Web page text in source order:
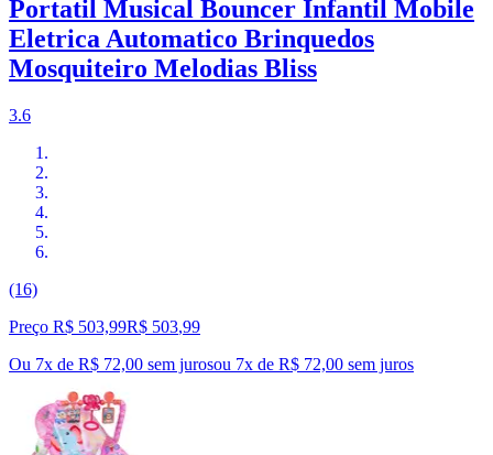
Portatil Musical Bouncer Infantil Mobile
Eletrica Automatico Brinquedos
Mosquiteiro Melodias Bliss
3.6
(16)
Preço R$ 503,99R$ 503,99
Ou 7x de R$ 72,00 sem jurosou 7x de R$ 72,00 sem juros